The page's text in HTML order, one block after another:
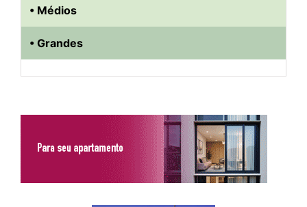
• Médios
• Grandes